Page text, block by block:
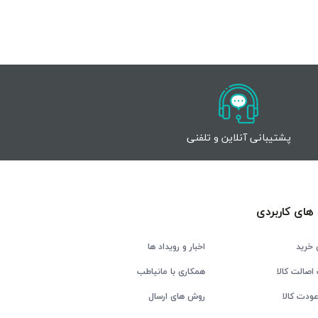
پشتیبانی آنلاین و تلفنی
کاربردی
خرید
اخبار و رویداد ها
کالا
همکاری با مانیاطب
کالا
روش های ارسال